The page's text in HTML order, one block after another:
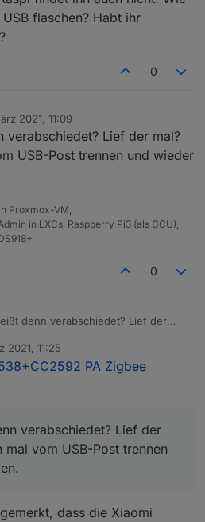
flaschen? Habt ihr
0
2021, 11:09
verabschiedet? Lief der mal?
USB-Post trennen und wieder
Proxmox-VM,
in LXCs, Raspberry Pi3 (als CCU),
0
denn verabschiedet? Lief der
2021, 11:25
PA Zigbee
verabschiedet? Lief der
mal vom USB-Post trennen
dass die Xiaomi